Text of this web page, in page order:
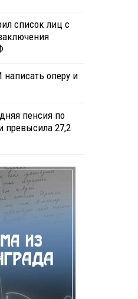
список лиц с
оперу и
пенсия по
превысила 27,2